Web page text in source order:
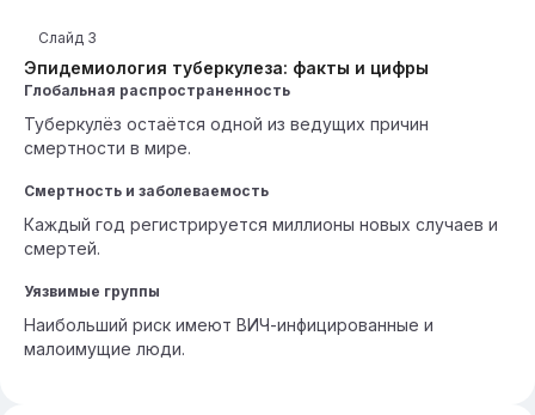
Эпидемиология туберкулеза: факты и цифры
Слайд 3
Глобальная распространенность
Туберкулёз остаётся одной из ведущих причин
смертности в мире.
Смертность и заболеваемость
Каждый год регистрируется миллионы новых случаев и
смертей.
Уязвимые группы
Наибольший риск имеют ВИЧ-инфицированные и
малоимущие люди.